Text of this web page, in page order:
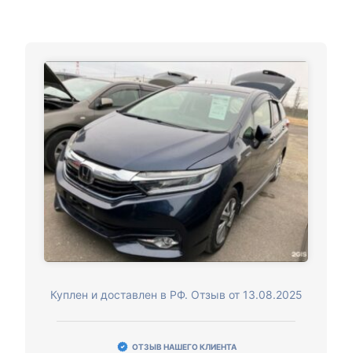
Куплен и доставлен в РФ. Отзыв от 13.08.2025
ОТЗЫВ НАШЕГО КЛИЕНТА